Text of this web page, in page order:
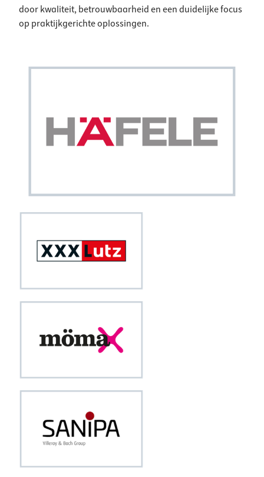
door kwaliteit, betrouwbaarheid en een duidelijke focus
op praktijkgerichte oplossingen.